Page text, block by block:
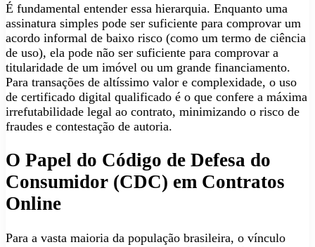
É fundamental entender essa hierarquia. Enquanto uma
assinatura simples pode ser suficiente para comprovar um
acordo informal de baixo risco (como um termo de ciência
de uso), ela pode não ser suficiente para comprovar a
titularidade de um imóvel ou um grande financiamento.
Para transações de altíssimo valor e complexidade, o uso
de certificado digital qualificado é o que confere a máxima
irrefutabilidade legal ao contrato, minimizando o risco de
fraudes e contestação de autoria.
O Papel do Código de Defesa do
Consumidor (CDC) em Contratos
Online
Para a vasta maioria da população brasileira, o vínculo